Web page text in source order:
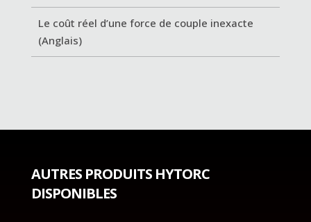
Le coût réel d’une force de couple inexacte
(Anglais)
AUTRES PRODUITS HYTORC
DISPONIBLES